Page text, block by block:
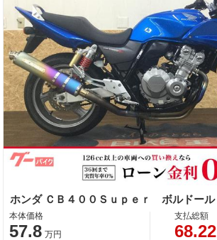
ホンダ ＣＢ４００Ｓｕｐｅｒ ボルドール
本体価格
57.8 万円
支払総額
68.22